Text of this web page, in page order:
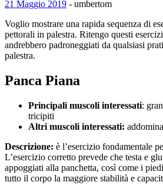
21 Maggio 2019 - umbertom
Voglio mostrare una rapida sequenza di
pettorali in palestra. Ritengo questi
andrebbero padroneggiati da qualsiasi
palestra.
Panca Piana
Principali muscoli interessati:
tricipiti
Altri muscoli interessati:
Descrizione: è l’esercizio fondamentale
L’esercizio corretto prevede che testa e
appoggiati alla panchetta, così come i
tutto il corpo la maggiore stabilità e